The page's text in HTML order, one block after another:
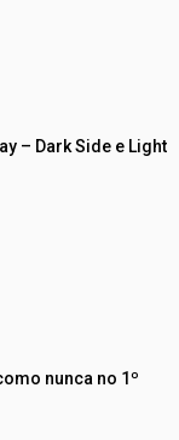
– Dark Side e Light
nunca no 1º